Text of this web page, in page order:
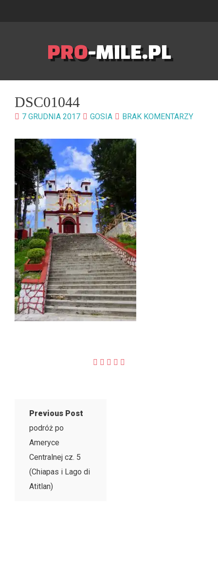
PRO-MILE.PL
DSC01044
7 GRUDNIA 2017 GOSIA BRAK KOMENTARZY
Previous Post
podróż po
Ameryce
Centralnej cz. 5
(Chiapas i Lago di
Atitlan)